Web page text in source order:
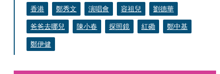
香港 鄭秀文 演唱會 容祖兒
劉德華
爸爸去哪兒
陳小春 探照鏡 紅磡
鄭中基
鄭伊健